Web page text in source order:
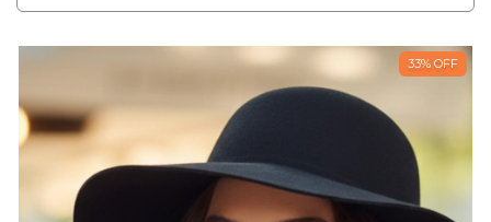
33% OFF